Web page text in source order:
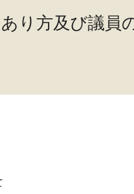
り方及び議員